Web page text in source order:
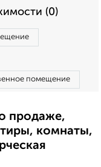
(0)
помещение
продаже,
комнаты,